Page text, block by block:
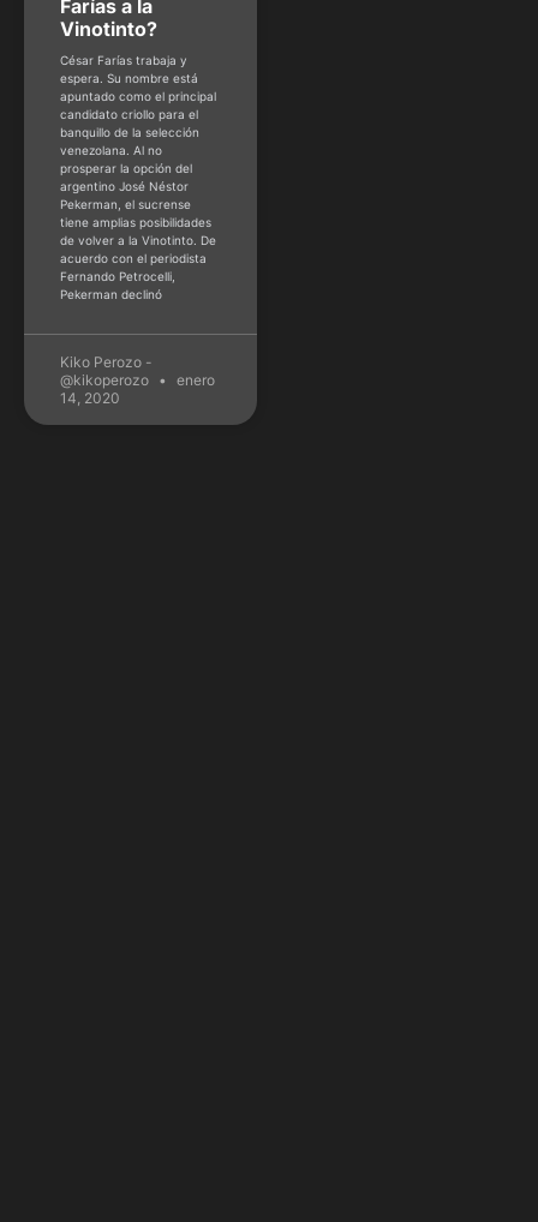
Farías a la
Vinotinto?
César Farías trabaja y
espera. Su nombre está
apuntado como el principal
candidato criollo para el
banquillo de la selección
venezolana. Al no
prosperar la opción del
argentino José Néstor
Pekerman, el sucrense
tiene amplias posibilidades
de volver a la Vinotinto. De
acuerdo con el periodista
Fernando Petrocelli,
Pekerman declinó
Kiko Perozo -
@kikoperozo
enero
14, 2020